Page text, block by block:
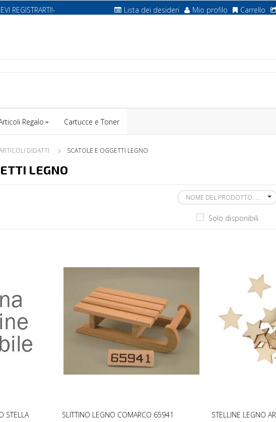
REGISTRARTI!- Lista dei desideri Mio profilo Carrello
Regalo Cartucce e Toner
DIDATTI SCATOLE E OGGETTI LEGNO
LEGNO
NOME DEL PRODOTTO: DALLA A ALLA Z
Solo disponibili
STELLA
SLITTINO LEGNO COMARCO 65941
STELLINE LEGNO